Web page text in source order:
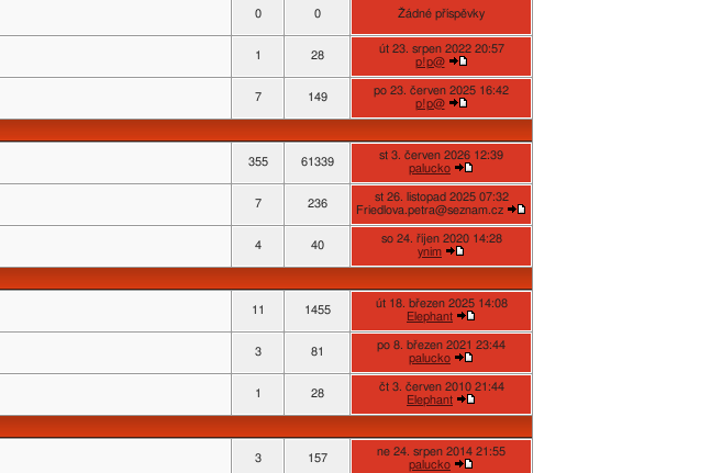
0 0 Žádné příspěvky
1 28
út 23. srpen 2022 20:57
p!p@
7 149
po 23. červen 2025 16:42
p!p@
355 61339
st 3. červen 2026 12:39
palucko
7 236
st 26. listopad 2025 07:32
Friedlova.petra@seznam.cz
4 40
so 24. říjen 2020 14:28
ynim
11 1455
út 18. březen 2025 14:08
Elephant
3 81
po 8. březen 2021 23:44
palucko
1 28
čt 3. červen 2010 21:44
Elephant
3 157
ne 24. srpen 2014 21:55
palucko